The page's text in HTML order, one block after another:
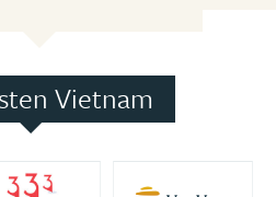
Vietnam